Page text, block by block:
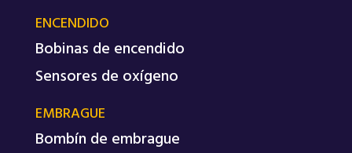
ENCENDIDO
Bobinas de encendido
Sensores de oxígeno
EMBRAGUE
Bombín de embrague